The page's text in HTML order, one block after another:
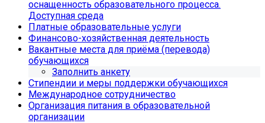
оснащенность образовательного процесса.
Доступная среда
Платные образовательные услуги
Финансово-хозяйственная деятельность
Вакантные места для приёма (перевода)
обучающихся
Заполнить анкету
Стипендии и меры поддержки обучающихся
Международное сотрудничество
Организация питания в образовательной
организации